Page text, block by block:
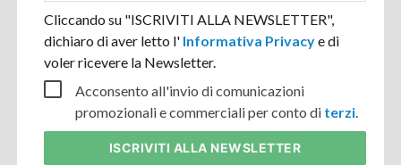
Cliccando su "ISCRIVITI ALLA NEWSLETTER",
dichiaro di aver letto l' Informativa Privacye di
voler ricevere la Newsletter.
Acconsento all'invio di comunicazioni
promozionali e commerciali per conto di terzi.
ISCRIVITI ALLA NEWSLETTER